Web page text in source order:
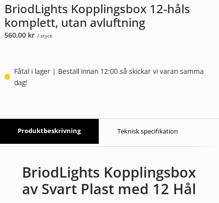
BriodLights Kopplingsbox 12-håls
komplett, utan avluftning
560,00 kr / styck
Fåtal i lager | Beställ innan 12:00 så skickar vi varan samma
dag!
Produktbeskrivning Teknisk specifikation
BriodLights Kopplingsbox
av Svart Plast med 12 Hål